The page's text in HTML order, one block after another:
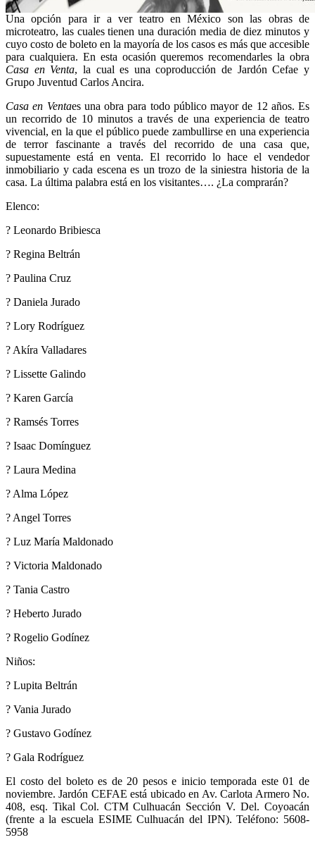
Una opción para ir a ver teatro en México son las obras de
microteatro, las cuales tienen una duración media de diez minutos y
cuyo costo de boleto en la mayoría de los casos es más que accesible
para cualquiera. En esta ocasión queremos recomendarles la obra
Casa en Venta, la cual es una coproducción de Jardón Cefae y
Grupo Juventud Carlos Ancira.
Casa en Ventaes una obra para todo público mayor de 12 años. Es
un recorrido de 10 minutos a través de una experiencia de teatro
vivencial, en la que el público puede zambullirse en una experiencia
de terror fascinante a través del recorrido de una casa que,
supuestamente está en venta. El recorrido lo hace el vendedor
inmobiliario y cada escena es un trozo de la siniestra historia de la
casa. La última palabra está en los visitantes…. ¿La comprarán?
Elenco:
? Leonardo Bribiesca
? Regina Beltrán
? Paulina Cruz
? Daniela Jurado
? Lory Rodríguez
? Akíra Valladares
? Lissette Galindo
? Karen García
? Ramsés Torres
? Isaac Domínguez
? Laura Medina
? Alma López
? Angel Torres
? Luz María Maldonado
? Victoria Maldonado
? Tania Castro
? Heberto Jurado
? Rogelio Godínez
Niños:
? Lupita Beltrán
? Vania Jurado
? Gustavo Godínez
? Gala Rodríguez
El costo del boleto es de 20 pesos e inicio temporada este 01 de
noviembre. Jardón CEFAE está ubicado en Av. Carlota Armero No.
408, esq. Tikal Col. CTM Culhuacán Sección V. Del. Coyoacán
(frente a la escuela ESIME Culhuacán del IPN). Teléfono: 5608-
5958